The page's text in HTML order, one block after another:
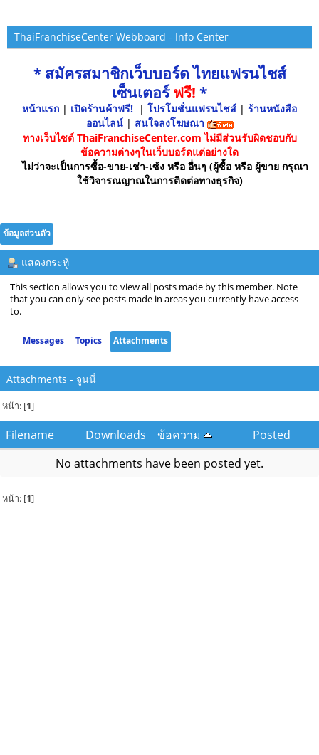
ThaiFranchiseCenter Webboard - Info Center
* สมัครสมาชิกเว็บบอร์ด ไทยแฟรนไชส์
เซ็นเตอร์ฟรี! *
หน้าแรก | เปิดร้านค้าฟรี! | โปรโมชั่นแฟรนไชส์ | ร้านหนังสือ
ออนไลน์ | สนใจลงโฆษณา
ทางเว็บไซต์ ThaiFranchiseCenter.com ไม่มีส่วนรับผิดชอบกับ
ข้อความต่างๆในเว็บบอร์ดแต่อย่างใด
ไม่ว่าจะเป็นการซื้อ-ขาย-เช่า-เซ้ง หรือ อื่นๆ (ผู้ซื้อ หรือ ผู้ขาย กรุณา
ใช้วิจารณญาณในการติดต่อทางธุรกิจ)
ข้อมูลส่วนตัว
แสดงกระทู้
This section allows you to view all posts made by this member. Note
that you can only see posts made in areas you currently have access
to.
Messages Topics Attachments
Attachments - จูนนี่
หน้า: [1]
Filename Downloads ข้อความ
Posted
No attachments have been posted yet.
หน้า: [1]